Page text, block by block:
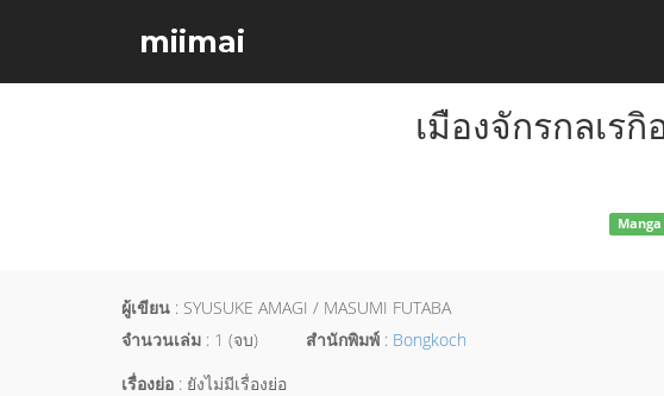
miimai
เมืองจักรกลเร
Manga
ผู้เขียน : SYUSUKE AMAGI / MASUMI FUTABA
จำนวนเล่ม : 1 (จบ) สำนักพิมพ์ : Bongkoch
เรื่องย่อ : ยังไม่มีเรื่องย่อ